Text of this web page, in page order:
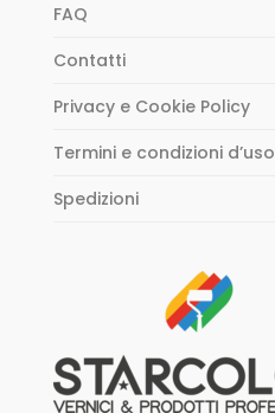
FAQ
Contatti
Privacy e Cookie Policy
Termini e condizioni d’uso
Spedizioni